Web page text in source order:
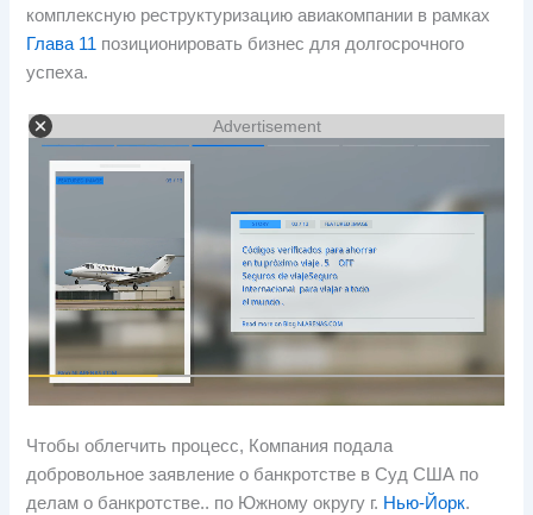
комплексную реструктуризацию авиакомпании в рамках
Глава 11 позиционировать бизнес для долгосрочного
успеха.
Advertisement
Чтобы облегчить процесс, Компания подала
добровольное заявление о банкротстве в Суд США по
делам о банкротстве.. по Южному округу г. Нью-Йорк.